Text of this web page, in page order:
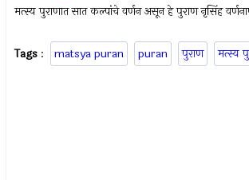
मत्स्य पुराणात सात कल्पांचे वर्णन असून हे पुराण नृसिंह
Tags : matsya puran puran पुराण मत्स्य